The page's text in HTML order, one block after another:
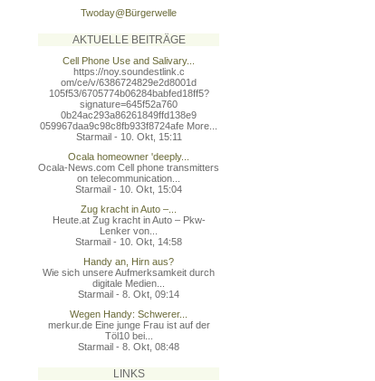
Twoday@Bürgerwelle
AKTUELLE BEITRÄGE
Cell Phone Use and Salivary...
https://noy.soundestlink.c
om/ce/v/6386724829e2d8001d
105f53/6705774b06284babfed18ff5?
signature=645f52a760
0b24ac293a86261849ffd138e9
059967daa9c98c8fb933f8724afe More...
Starmail - 10. Okt, 15:11
Ocala homeowner 'deeply...
Ocala-News.com Cell phone transmitters
on telecommunication...
Starmail - 10. Okt, 15:04
Zug kracht in Auto –...
Heute.at Zug kracht in Auto – Pkw-
Lenker von...
Starmail - 10. Okt, 14:58
Handy an, Hirn aus?
Wie sich unsere Aufmerksamkeit durch
digitale Medien...
Starmail - 8. Okt, 09:14
Wegen Handy: Schwerer...
merkur.de Eine junge Frau ist auf der
Töl10 bei...
Starmail - 8. Okt, 08:48
LINKS